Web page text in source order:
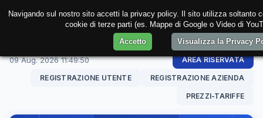
09 Aug. 202611:49:50 AREA RISERVATA
REGISTRAZIONE UTENTE REGISTRAZIONE AZIENDA
PREZZI-TARIFFE
Navigando sul nostro sito accetti la privacy policy. Il sito utilizza soltanto
cookie di terze parti (es. Mappe di Google o Video di
Accetto
Visualizza la Privacy